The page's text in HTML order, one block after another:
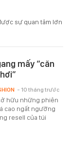
sự quan tâm lớn
mấy “căn
hữu những phiên
cao ngất ngưỡng
resell của túi
- 10 tháng trước